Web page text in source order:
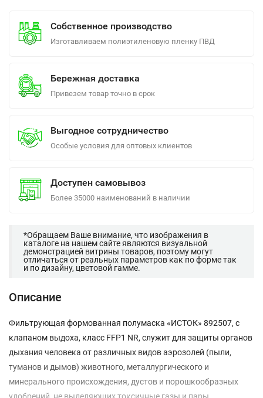
Собственное производство
Изготавливаем полиэтиленовую пленку ПВД
Бережная доставка
Привезем товар точно в срок
Выгодное сотрудничество
Особые условия для оптовых клиентов
Доступен самовывоз
Более 35000 наименований в наличии
*Обращаем Ваше внимание, что изображения в
каталоге на нашем сайте являются визуальной
демонстрацией витрины товаров, поэтому могут
отличаться от реальных параметров как по форме так
и по дизайну, цветовой гамме.
Описание
Фильтрующая формованная полумаска «ИСТОК» 892507, с
клапаном выдоха, класс FFP1 NR, служит для защиты органов
дыхания человека от различных видов аэрозолей (пыли,
туманов и дымов) животного, металлургического и
минерального происхождения, дустов и порошкообразных
удобрений, не выделяющих токсичные газы и пары.